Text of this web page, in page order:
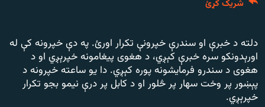
لاړ
ته
ورشئ
ځانګړې مرکې، شننې
اوونیزې خپرونې
۱۴ ساعته راډیويي خپرونې
Gandhara
شریک کړئ
دلته د خبرې او سندرې خپرونې تکرار اورئ. په دې خپرونه کې له
اورېدونکو سره خبرې کېږي، د هغوی پیغامونه خپرېږي او د
هغوی د سندرو فرمایشونه پوره کېږي. دا یو ساعته خپرونه د
پېښور پر وخت سهار پر څلور او د کابل پر درې نیمو بجو تکرار
خپرېږي.